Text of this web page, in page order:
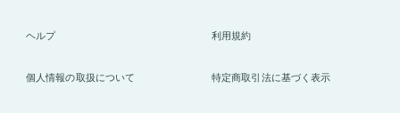
ヘルプ 利用規約
個人情報の取扱について 特定商取引法に基づく表示